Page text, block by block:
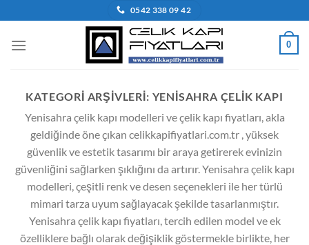
atla
0542 338 09 42
0
KATEGORI ARŞIVLERI: YENISAHRA ÇELIK KAPI
Yenisahra çelik kapı modelleri ve çelik kapı fiyatları, akla
geldiğinde öne çıkan celikkapifiyatlari.com.tr , yüksek
güvenlik ve estetik tasarımı bir araya getirerek evinizin
güvenliğini sağlarken şıklığını da artırır. Yenisahra çelik kapı
modelleri, çeşitli renk ve desen seçenekleri ile her türlü
mimari tarza uyum sağlayacak şekilde tasarlanmıştır.
Yenisahra çelik kapı fiyatları, tercih edilen model ve ek
özelliklere bağlı olarak değişiklik göstermekle birlikte, her